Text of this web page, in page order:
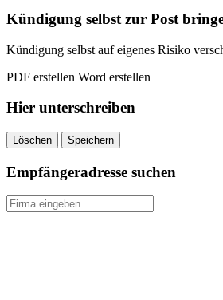
kündigen
quantity
Kündigung selbst zur Post
Kündigung selbst auf eigenes Risiko
PDF erstellen Word erstellen
Hier unterschreiben
Löschen Speichern
Empfängeradresse suchen